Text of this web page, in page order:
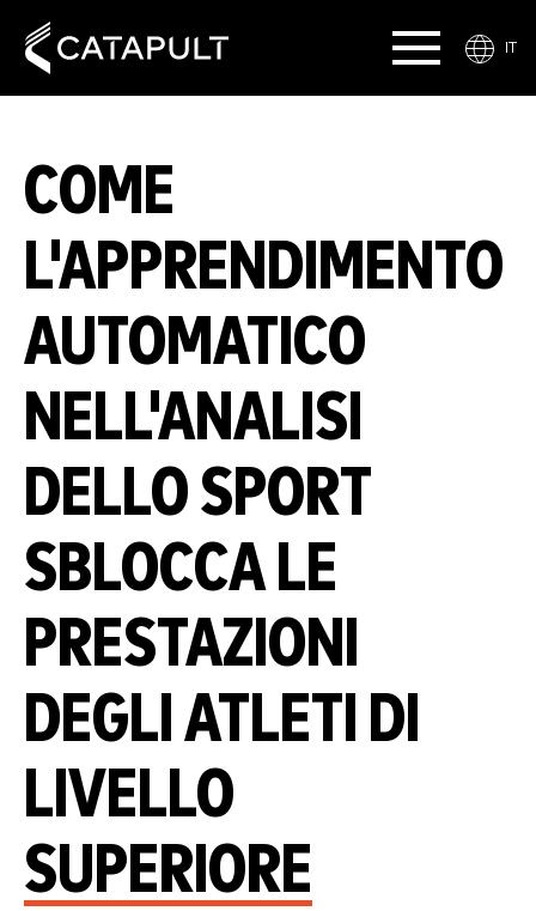
IT
COME
L'APPRENDIMENTO
AUTOMATICO
NELL'ANALISI
DELLO SPORT
SBLOCCA LE
PRESTAZIONI
DEGLI ATLETI DI
LIVELLO
SUPERIORE